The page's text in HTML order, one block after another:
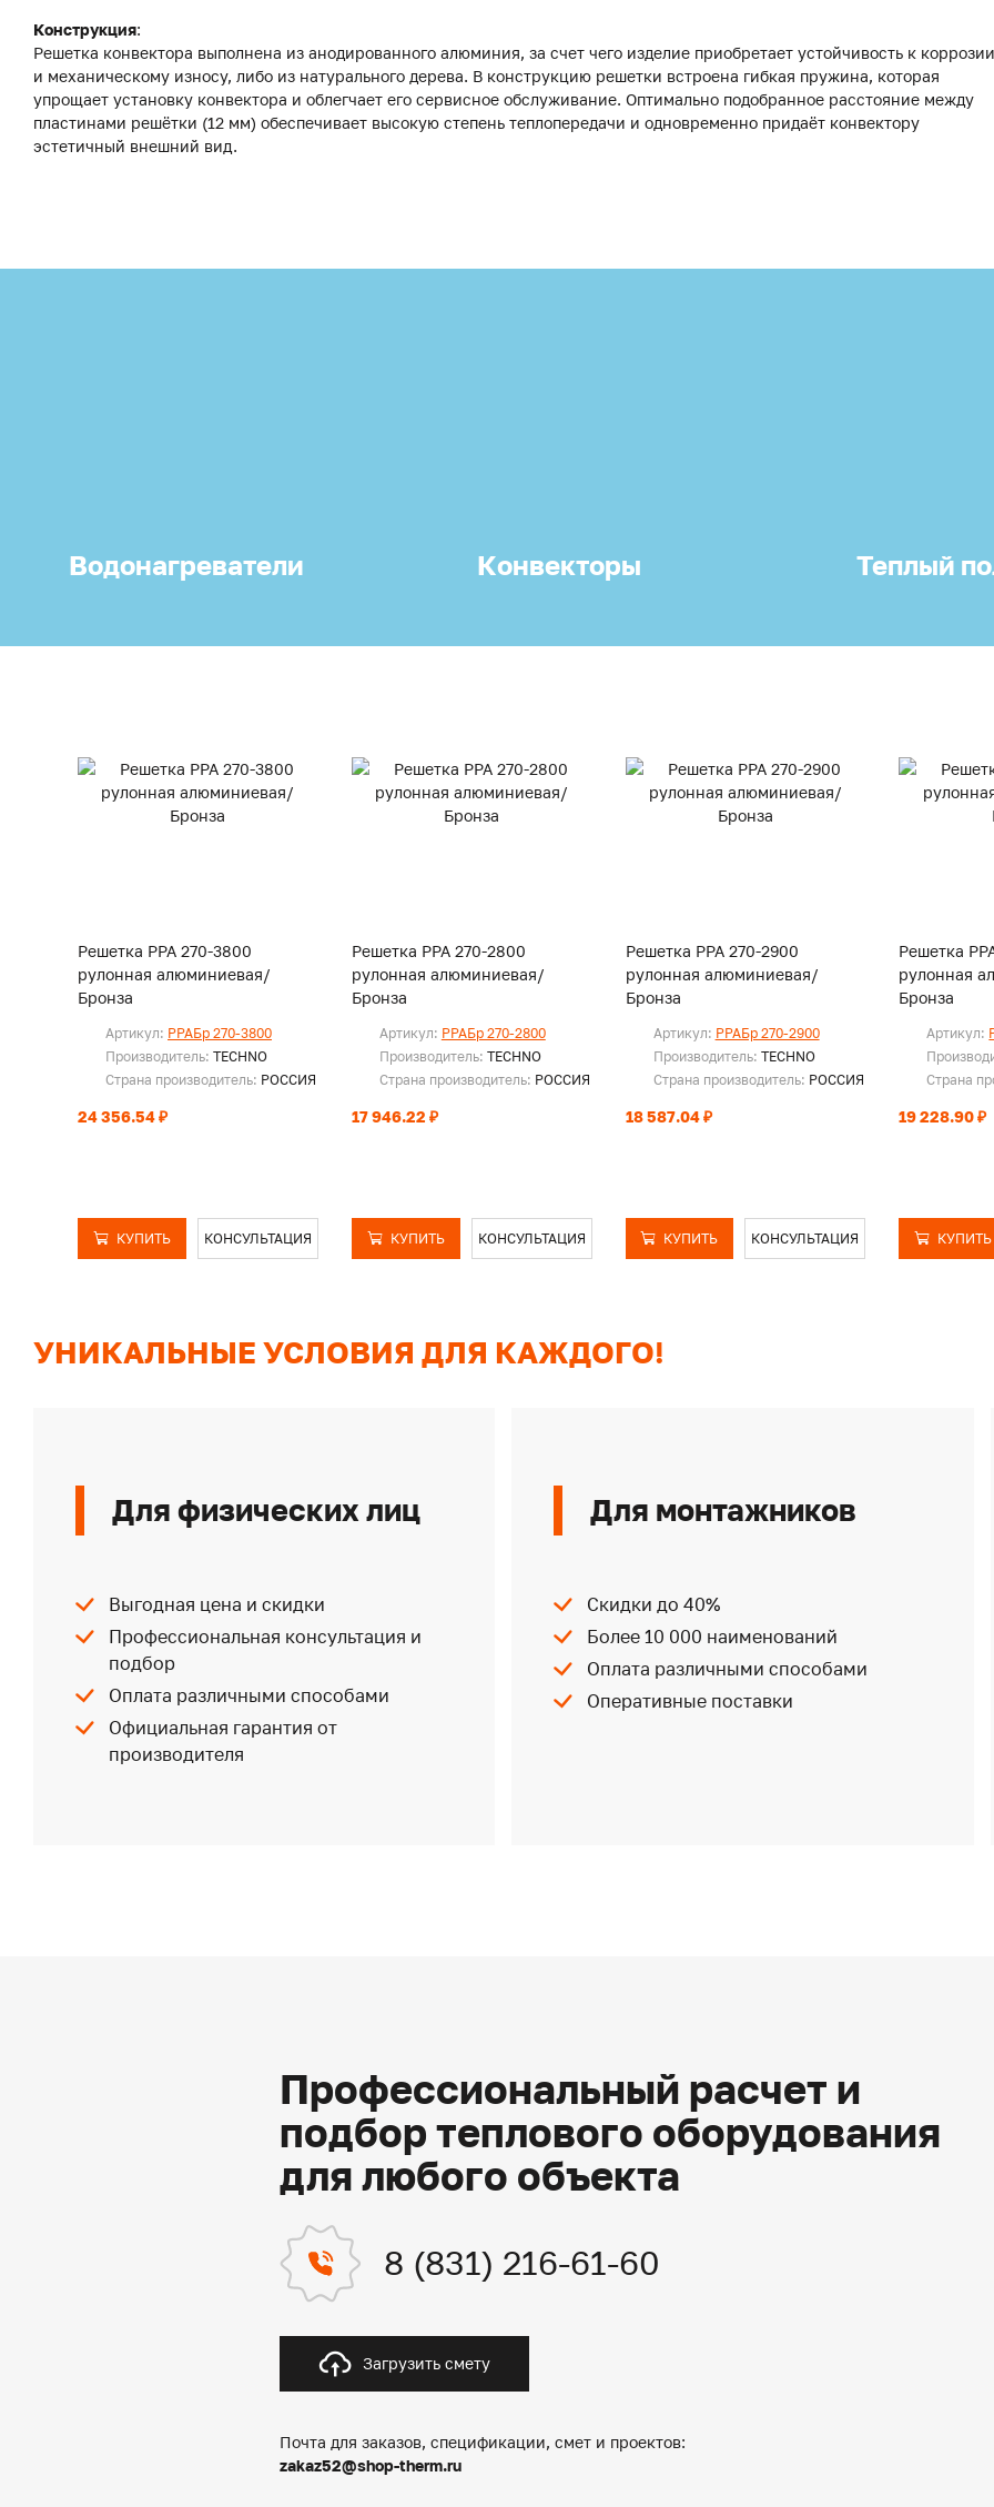
Конструкция:
Решетка конвектора выполнена из анодированного алюминия, за счет чего изделие приобретает устойчивость к коррозии
и механическому износу, либо из натурального дерева. В конструкцию решетки встроена гибкая пружина, которая
упрощает установку конвектора и облегчает его сервисное обслуживание. Оптимально подобранное расстояние между
пластинами решётки (12 мм) обеспечивает высокую степень теплопередачи и одновременно придаёт конвектору
эстетичный внешний вид.
Водонагреватели Конвекторы Теплый
Решетка PPA 270-3800
рулонная алюминиевая/
Бронза
Артикул: PPAБр 270-3800
Производитель: TECHNO
Страна производитель: РОССИЯ
24 356.54 ₽
КУПИТЬ КОНСУЛЬТАЦИЯ
Решетка PPA 270-2800
рулонная алюминиевая/
Бронза
Артикул: PPAБр 270-2800
Производитель: TECHNO
Страна производитель: РОССИЯ
17 946.22 ₽
КУПИТЬ КОНСУЛЬТАЦИЯ
Решетка PPA 270-2900
рулонная алюминиевая/
Бронза
Артикул: PPAБр 270-2900
Производитель: TECHNO
Страна производитель: РОССИЯ
18 587.04 ₽
КУПИТЬ КОНСУЛЬТАЦИЯ
Решетка
рулонная
Бронза
Артикул:
Страна
19 228.90 ₽
КУПИТЬ
УНИКАЛЬНЫЕ УСЛОВИЯ ДЛЯ КАЖДОГО!
Для физических лиц
Выгодная цена и скидки
Профессиональная консультация и
подбор
Оплата различными способами
Официальная гарантия от
производителя
Для монтажников
Скидки до 40%
Более 10 000 наименований
Оплата различными способами
Оперативные поставки
Профессиональный расчет и
подбор теплового оборудования
для любого объекта
8 (831) 216-61-60
Загрузить смету
Почта для заказов, спецификации, смет и проектов:
zakaz52@shop-therm.ru